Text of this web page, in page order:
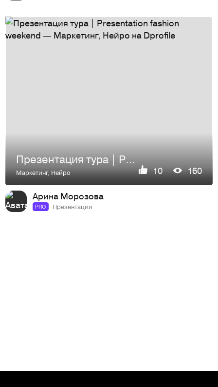
Презентация тура | Presentation fashion weekend
Маркетинг,Нейро 10 160
Арина Морозова
PRO Презентации